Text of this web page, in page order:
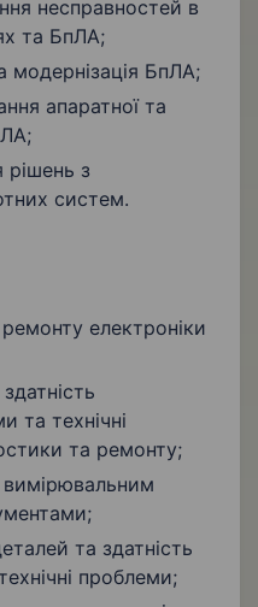
несправностей в
та БпЛА;
модернізація БпЛА;
апаратної та
рішень з
систем.
електроніки
та технічні
та ремонту;
вимірювальним
та здатність
проблеми;